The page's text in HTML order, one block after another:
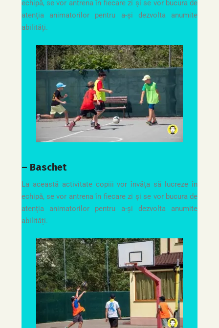
echipă, se vor antrena în fiecare zi și se vor bucura de
atenția animatorilor pentru a-și dezvolta anumite
abilități.
– Baschet
La această activitate copiii vor învăța să lucreze în
echipă, se vor antrena în fiecare zi și se vor bucura de
atenția animatorilor pentru a-și dezvolta anumite
abilități.